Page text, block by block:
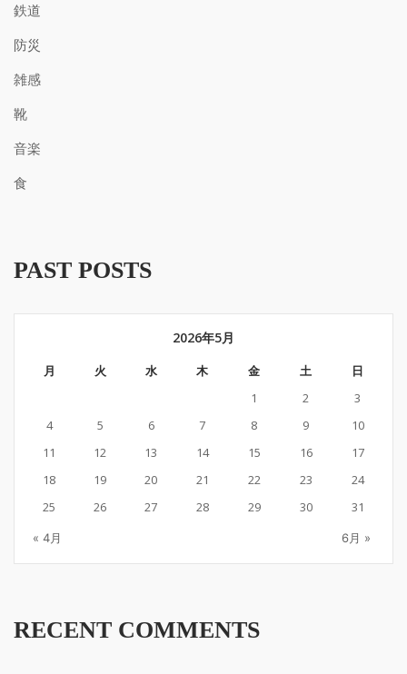
鉄道
防災
雑感
靴
音楽
食
PAST POSTS
2026年5月
月 火 水 木 金 土
日
1
2
3
4
5 6 7 8 9
10
11
12 13 14 15 16
17
18
19 20 21 22 23
24
25
26 27 28 29 30 31
« 4月 6月 »
RECENT COMMENTS